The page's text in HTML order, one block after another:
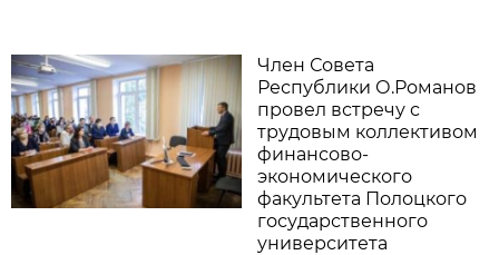
Член Совета
Республики О.Романов
провел встречу с
трудовым коллективом
финансово-
экономического
факультета Полоцкого
государственного
университета